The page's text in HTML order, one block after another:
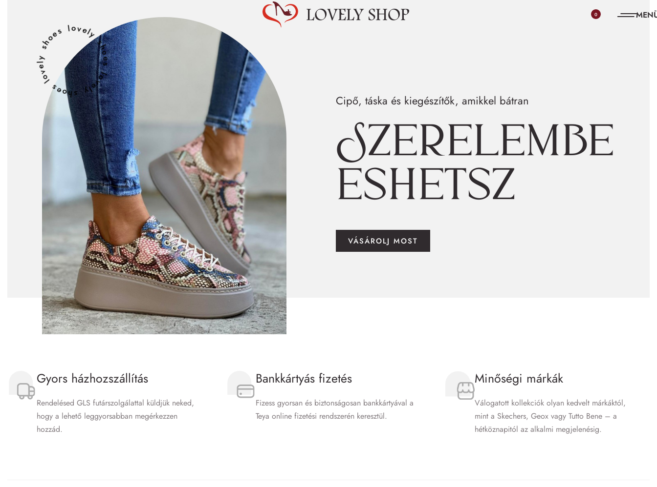
0
lovely shoes lovely shoes lovely shoes Cipő, táska és kiegészítők, amikkel bátran
Szerelembe
eshetsz
VÁSÁROLJ MOST
Gyors házhozszállítás
Rendelésed GLS futár­szolgálattal küldjük neked,
hogy a lehető leggyorsabban megérkezzen
hozzád.
Bankkártyás fizetés
Fizess gyorsan és biztonságosan bankkártyával a
Teya online fizetési rendszerén keresztül.
Minőségi márkák
Válogatott kollekciók olyan kedvelt márkáktól,
mint a Skechers, Geox vagy Tutto Bene – a
hétköznapitól az alkalmi megjelenésig.